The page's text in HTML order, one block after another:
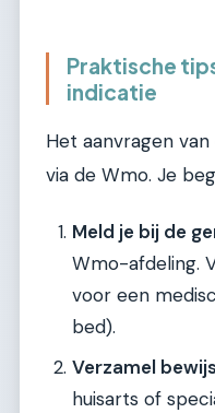
Praktische
indicatie
Het aanvragen
via de Wmo. Je
Meld je bij de
Wmo-afdeling.
voor een
bed).
Verzamel
huisarts of